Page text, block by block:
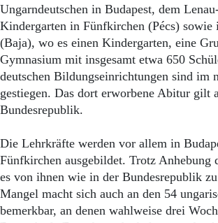
Ungarndeutschen in Budapest, dem
Kindergarten in Fünfkirchen (Pécs) sowie
(Baja), wo es einen Kindergarten, eine
Gymnasium mit insgesamt etwa 650
deutschen Bildungseinrichtungen sind im
gestiegen. Das dort erworbene Abitur gilt
Bundesrepublik.
Die Lehrkräfte werden vor allem in
Fünfkirchen ausgebildet. Trotz Anhebung
es von ihnen wie in der Bundesrepublik
Mangel macht sich auch an den 54
bemerkbar, an denen wahlweise drei